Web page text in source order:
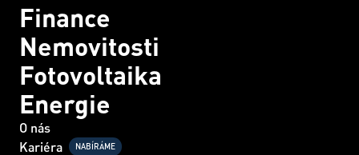
Finance
Nemovitosti
Fotovoltaika
Energie
O nás
Kariéra
NABÍRÁME